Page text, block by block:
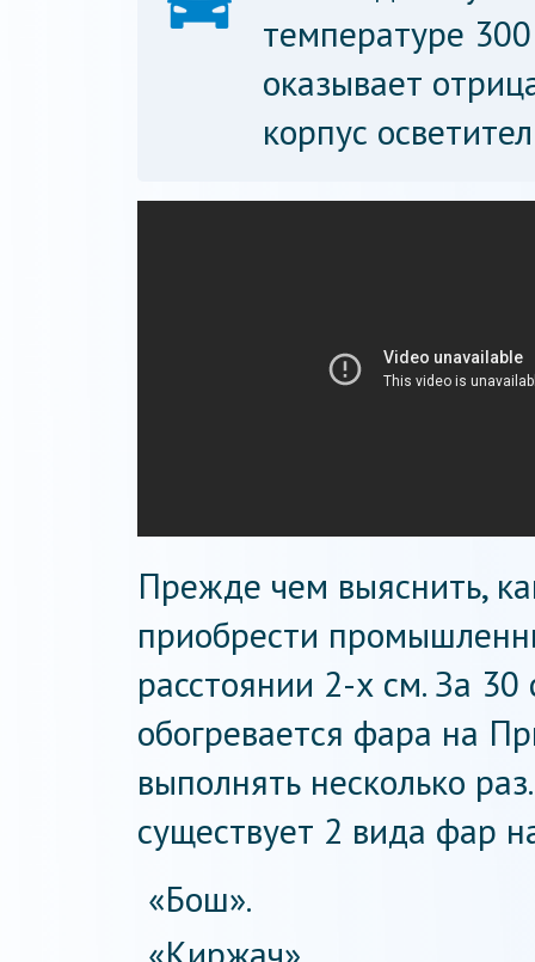
температуре
оказывает
корпус
Прежде чем выяснить,
приобрести
расстоянии 2-х см. За 30
обогревается фара на
выполнять несколько
существует 2 вида фар
«Бош».